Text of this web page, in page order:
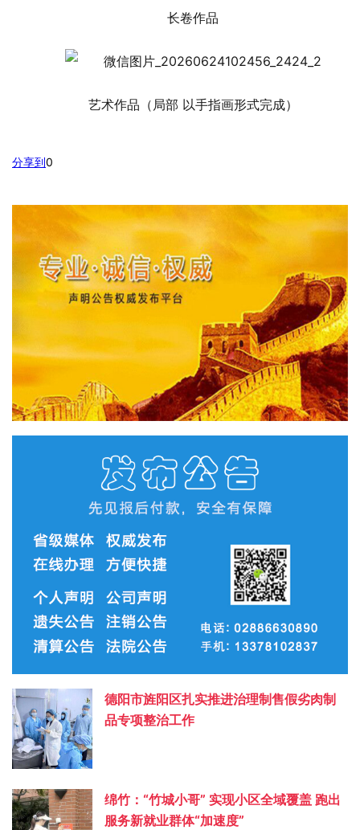
长卷作品
艺术作品（局部 以手指画形式完成）
分享到0
德阳市旌阳区扎实推进治理制售假劣肉制
品专项整治工作
绵竹：“竹城小哥” 实现小区全域覆盖 跑出
服务新就业群体“加速度”